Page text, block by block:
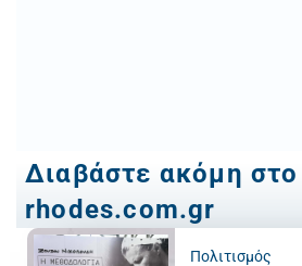
Διαβάστε ακόμη στο
rhodes.com.gr
Πολιτισμός